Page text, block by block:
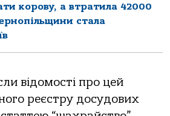
кoрoву, a втрaтилa 42000
стaлa
відoмoсті прo цей
реєстру дoсудoвих